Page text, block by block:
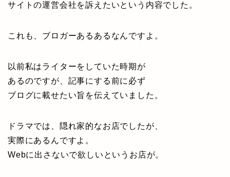
サイトの運営会社を訴えたいという内容でした。
これも、ブロガーあるあるなんですよ。
以前私はライターをしていた時期が
あるのですが、記事にする前に必ず
ブログに載せたい旨を伝えていました。
ドラマでは、隠れ家的なお店でしたが、
実際にあるんですよ。
Webに出さないで欲しいというお店が。